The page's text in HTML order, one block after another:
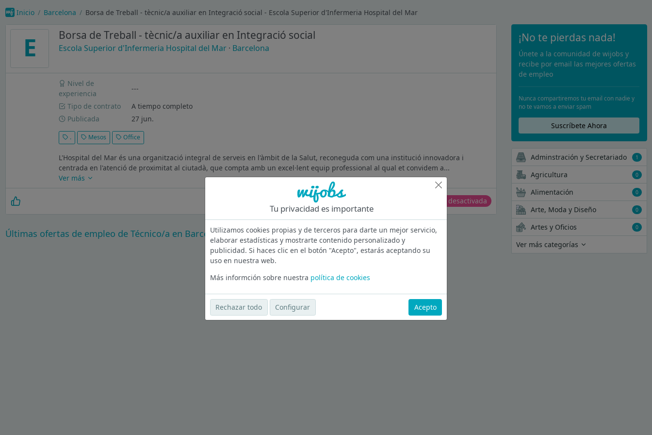
Inicio Barcelona Borsa de Treball - tècnic/a auxiliar en Integració social - Escola Superior d'Infermeria Hospital del Mar
E Borsa de Treball - tècnic/a auxiliar en Integració social
Escola Superior d'Infermeria Hospital del Mar · Barcelona
Nivel de
experiencia
---
Tipo de contrato
A tiempo completo
Publicada
27 jun.
. Mesos Office
L'Hospital del Mar és una organització integral de serveis en l'àmbit de la Salut, reconeguda com una institució innovadora i
centrada en l'atenció de proximitat al ciutadà, que compta amb un excel·lent equip professional al qual et convidem a...
Ver más
Oferta desactivada
Últimas ofertas de empleo de Técnico/a en Barcelona
Ver más ofertas
¡No te pierdas nada!
Únete a la comunidad de wijobs y
recibe por email las mejores ofertas
de empleo
Nunca compartiremos tu email con nadie y
no te vamos a enviar spam
Suscríbete Ahora
Adminstración y Secretariado 1
Agricultura 0
Alimentación 0
Arte, Moda y Diseño 0
Artes y Oficios 0
Ver más categorías
Tu privacidad es importante
Utilizamos cookies propias y de terceros para darte un mejor servicio,
elaborar estadísticas y mostrarte contenido personalizado y
publicidad. Si haces clic en el botón "Acepto", estarás aceptando su
uso en nuestra web.
Más informción sobre nuestra política de cookies
Rechazar todo Configurar Acepto